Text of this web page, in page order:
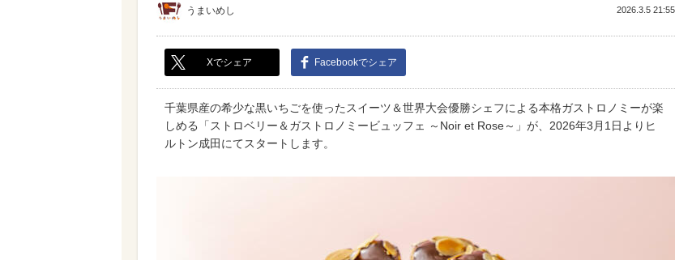
うまいめし 2026.3.5 21:55
Xでシェア Facebookでシェア
千葉県産の希少な黒いちごを使ったスイーツ＆世界大会優勝シェフによる本格ガストロノミーが楽
しめる「ストロベリー＆ガストロノミービュッフェ ～Noir et Rose～」が、2026年3月1日よりヒ
ルトン成田にてスタートします。